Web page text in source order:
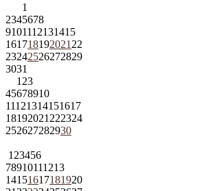
1
2345678
9101112131415
161718192021 22
23242526272829
3031
1 23
45678910
11121314151617
18192021 222324
252627282930
1 23456
78910111213
14151617181920